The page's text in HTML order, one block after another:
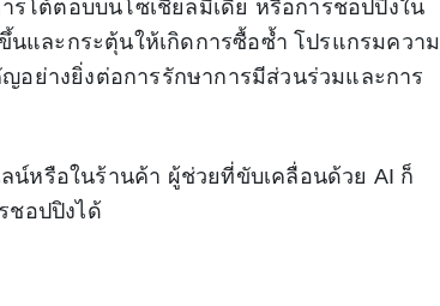
โต้ตอบบนโซเชียลมีเดีย หรือการชอปปิงใน
นและกระตุ้นให้เกิดการซื้อซ้ำ โปรแกรมความ
ย่างยิ่งต่อการรักษาการมีส่วนร่วมและการ
หรือในร้านค้า ผู้ช่วยที่ขับเคลื่อนด้วย AI ก็
ชอปปิงได้